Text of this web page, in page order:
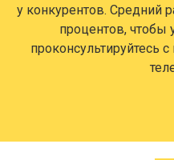
у конкурентов. Средний
процентов, чтобы